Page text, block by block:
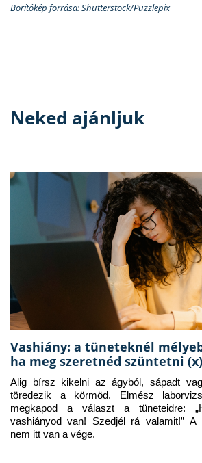
Borítókép forrása: Shutterstock/Puzzlepix
Neked ajánljuk
Vashiány: a tüneteknél
ha meg szeretnéd szüntetni (x)
Alig bírsz kikelni az ágyból, sápadt
töredezik a körmöd. Elmész
megkapod a választ a tüneteidre:
vashiányod van! Szedjél rá valamit!” A
nem itt van a vége.